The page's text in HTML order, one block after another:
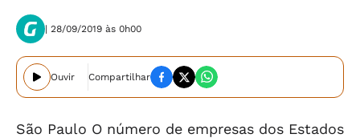
| 28/09/2019 às 0h00
Ouvir Compartilhar
São Paulo O número de empresas dos Estados